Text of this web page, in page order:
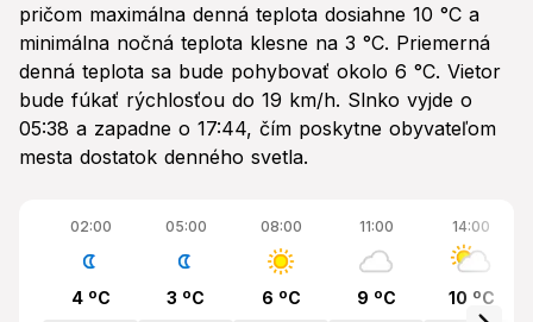
pričom maximálna denná teplota dosiahne 10 °C a
minimálna nočná teplota klesne na 3 °C. Priemerná
denná teplota sa bude pohybovať okolo 6 °C. Vietor
bude fúkať rýchlosťou do 19 km/h. Slnko vyjde o
05:38 a zapadne o 17:44, čím poskytne obyvateľom
mesta dostatok denného svetla.
02:00
4 ºC
05:00
3 ºC
08:00
6 ºC
11:00
9 ºC
14:00
10 ºC